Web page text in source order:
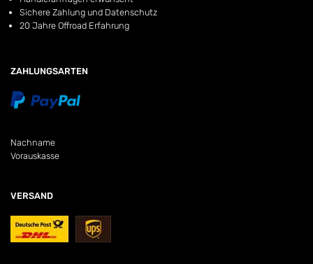
Sichere Zahlung und Datenschutz
20 Jahre Offroad Erfahrung
ZAHLUNGSARTEN
Nachname
Vorauskasse
VERSAND